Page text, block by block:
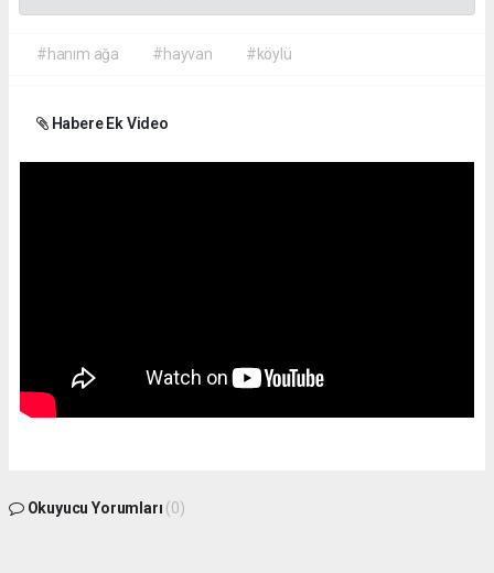
#hanım ağa #hayvan #köylü
Habere Ek Video
Okuyucu Yorumları (0)